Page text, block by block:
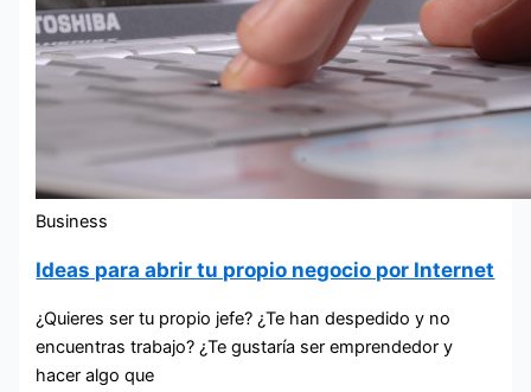
Business
Ideas para abrir tu propio negocio por Internet
¿Quieres ser tu propio jefe? ¿Te han despedido y no
encuentras trabajo? ¿Te gustaría ser emprendedor y
hacer algo que